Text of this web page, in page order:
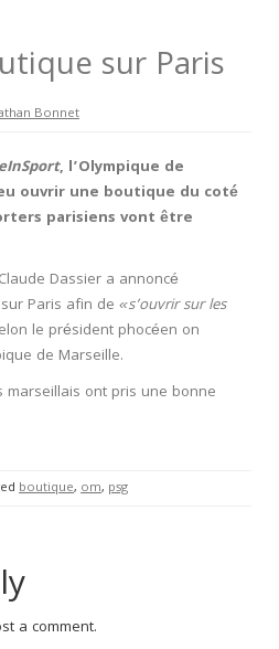
sur Paris
Bonnet
, l’Olympique de
ouvrir une boutique du coté
parisiens vont être
Dassier a annoncé
Paris afin de «s’ouvrir sur les
le président phocéen on
de Marseille.
marseillais ont pris une bonne
boutique, om, psg
a comment.